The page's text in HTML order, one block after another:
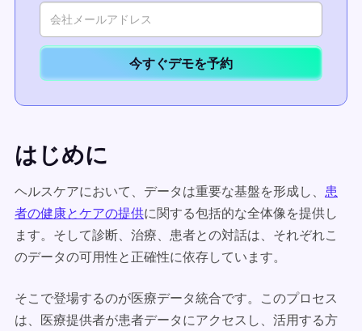
今すぐデモを予約
はじめに
ヘルスケアにおいて、データは重要な基盤を形成し、 患
者の健康とケアの提供に関する包括的な全体像を提供し
ます。そして診断、治療、患者との対話は、それぞれこ
のデータの可用性と正確性に依存しています。
そこで登場するのが医療データ統合です。このプロセス
は、医療提供者が患者データにアクセスし、活用する方